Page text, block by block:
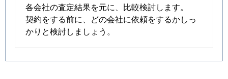
各会社の査定結果を元に、比較検討します。
契約をする前に、どの会社に依頼をするかしっ
かりと検討しましょう。